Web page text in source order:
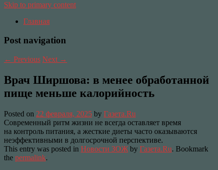
Skip to primary content
Главная
Post navigation
← Previous Next →
Врач Ширшова: в менее обработанной
пище меньше калорийность
Posted on 22 февраля, 2025 by Газета.Ru
Современный ритм жизни не всегда оставляет время
на контроль питания, а жесткие диеты часто оказываются
неэффективными в долгосрочной перспективе.
This entry was posted in Новости ЗОЖ by Газета.Ru. Bookmark
the permalink.